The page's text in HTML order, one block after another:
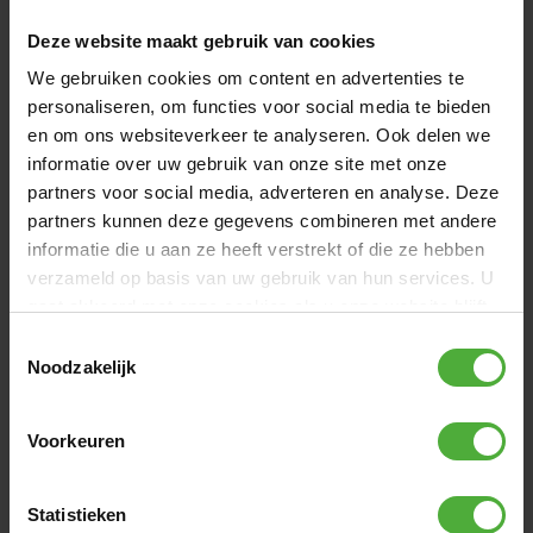
Deze website maakt gebruik van cookies
We gebruiken cookies om content en advertenties te
personaliseren, om functies voor social media te bieden
en om ons websiteverkeer te analyseren. Ook delen we
informatie over uw gebruik van onze site met onze
partners voor social media, adverteren en analyse. Deze
partners kunnen deze gegevens combineren met andere
informatie die u aan ze heeft verstrekt of die ze hebben
verzameld op basis van uw gebruik van hun services. U
Noodzakelijk
Voorkeuren
Statistieken
AFMETINGEN EN DETAILS
Product naam BERG XL Black Edition BFR-3
Artikelnummer 07.20.05.00
Leeftijd 5+ jaar
Lengte gebruiker 125 - 190 cm